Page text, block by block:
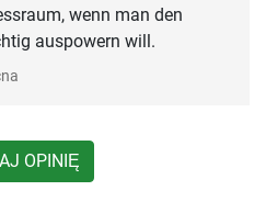
wenn man den
auspowern will.
OPINIĘ